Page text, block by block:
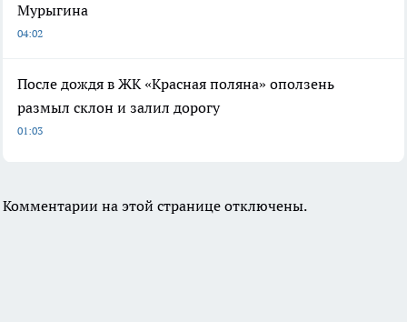
Мурыгина
04:02
После дождя в ЖК «Красная поляна» оползень
размыл склон и залил дорогу
01:03
Комментарии на этой странице отключены.